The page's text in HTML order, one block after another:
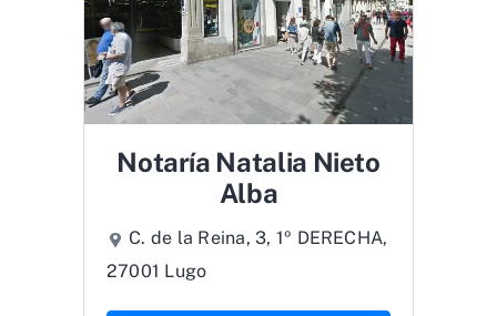
Notaría Natalia Nieto
Alba
C. de la Reina, 3, 1º DERECHA,
27001 Lugo